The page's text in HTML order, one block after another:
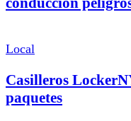
Local
Casilleros
paquetes